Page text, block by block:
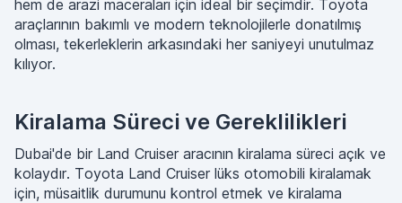
hem de arazi maceraları için ideal bir seçimdir. Toyota
araçlarının bakımlı ve modern teknolojilerle donatılmış
olması, tekerleklerin arkasındaki her saniyeyi unutulmaz
kılıyor.
Kiralama Süreci ve Gereklilikleri
Dubai'de bir Land Cruiser aracının kiralama süreci açık ve
kolaydır. Toyota Land Cruiser lüks otomobili kiralamak
için, müsaitlik durumunu kontrol etmek ve kiralama